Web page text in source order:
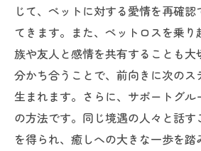
じて、ペットに対する愛情を再確
てきます。また、ペットロスを乗
族や友人と感情を共有することも大
分かち合うことで、前向きに次の
生まれます。さらに、サポートグル
の方法です。同じ境遇の人々と話
を得られ、癒しへの大きな一歩を踏